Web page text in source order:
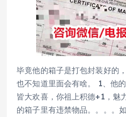
毕竟他的箱子是打包封装好的
也不知道里面会有啥。 1、他
皆大欢喜，你祖上积德+1，魅
的箱子里有违禁物品。。。。